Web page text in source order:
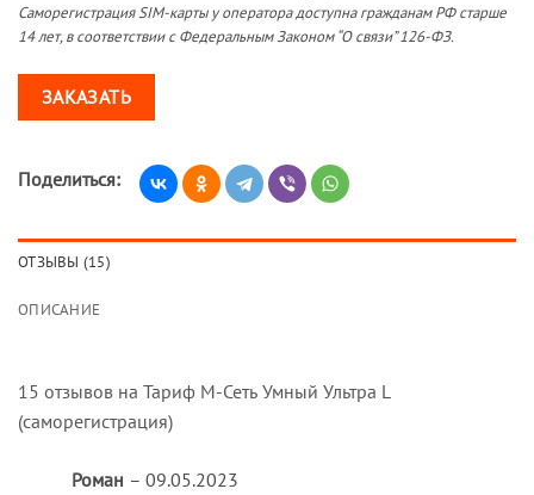
Саморегистрация SIM-карты у оператора доступна гражданам РФ старше
14 лет, в соответствии с Федеральным Законом “О связи” 126-ФЗ.
ЗАКАЗАТЬ
Поделиться:
ОТЗЫВЫ (15)
ОПИСАНИЕ
15 отзывов на Тариф М-Сеть Умный Ультра L
(саморегистрация)
Роман – 09.05.2023